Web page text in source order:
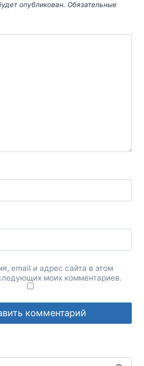
опубликован. Обязательные
email и адрес сайта в этом
моих комментариев.